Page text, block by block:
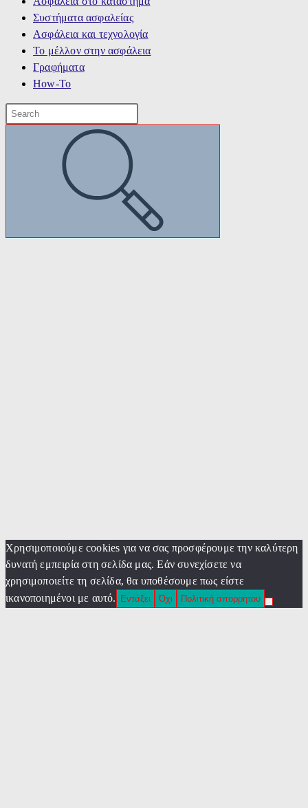
Συστήματα ασφαλείας
Ασφάλεια και τεχνολογία
Το μέλλον στην ασφάλεια
Γραφήματα
How-To
Χρησιμοποιούμε cookies για να σας προσφέρουμε την καλύτερη
δυνατή εμπειρία στη σελίδα μας. Εάν συνεχίσετε να
χρησιμοποιείτε τη σελίδα, θα υποθέσουμε πως είστε
ικανοποιημένοι με αυτό.
Εντάξει Όχι Πολιτική απορρήτου